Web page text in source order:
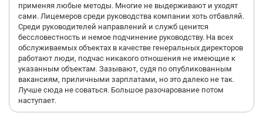
применяя любые методы. Многие не выдерживают и уходят
сами. Лицемеров среди руководства компании хоть отбавляй.
Среди руководителей направлений и служб ценится
бессловестность и немое подчинение руководству. На всех
обслуживаемых объектах в качестве генеральных директоров
работают люди, подчас никакого отношения не имеющие к
указанным объектам. Зазывают, судя по опубликованным
вакансиям, приличными зарплатами, но это далеко не так.
Лучше сюда не соваться. Большое разочарование потом
наступает.